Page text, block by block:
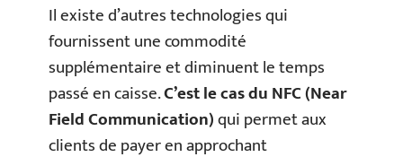
Il existe d’autres technologies qui
fournissent une commodité
supplémentaire et diminuent le temps
passé en caisse.C’est le cas du NFC (Near
Field Communication)qui permet aux
clients de payer en approchant